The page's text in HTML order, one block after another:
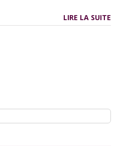
LIRE LA SUITE